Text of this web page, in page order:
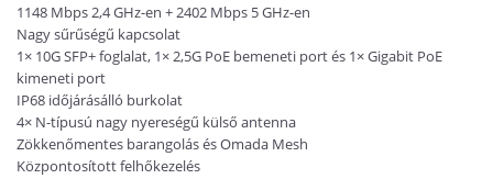
1148 Mbps 2,4 GHz-en + 2402 Mbps 5 GHz-en
Nagy sűrűségű kapcsolat
1× 10G SFP+ foglalat, 1× 2,5G PoE bemeneti port és 1× Gigabit PoE
kimeneti port
IP68 időjárásálló burkolat
4× N-típusú nagy nyereségű külső antenna
Zökkenőmentes barangolás és Omada Mesh
Központosított felhőkezelés